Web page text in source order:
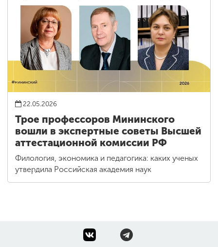
22.05.2026
Трое профессоров Мининского
вошли в экспертные советы Высшей
аттестационной комиссии РФ
Филология, экономика и педагогика: каких ученых
утвердила Российская академия наук